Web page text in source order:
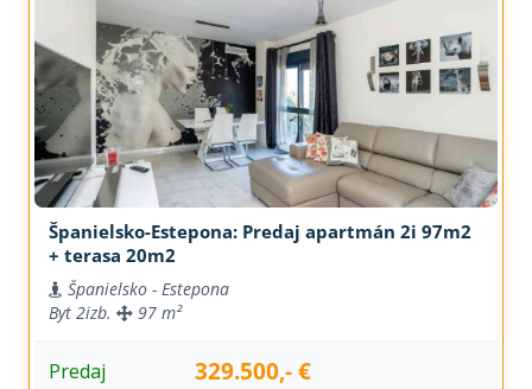
Španielsko-Estepona: Predaj apartmán 2i 97m2
+ terasa 20m2
Španielsko - Estepona
Byt 2izb. 97 m²
Predaj 329.500,- €